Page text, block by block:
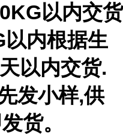
以内交货
内根据生
以内交货.
发小样,供
货。